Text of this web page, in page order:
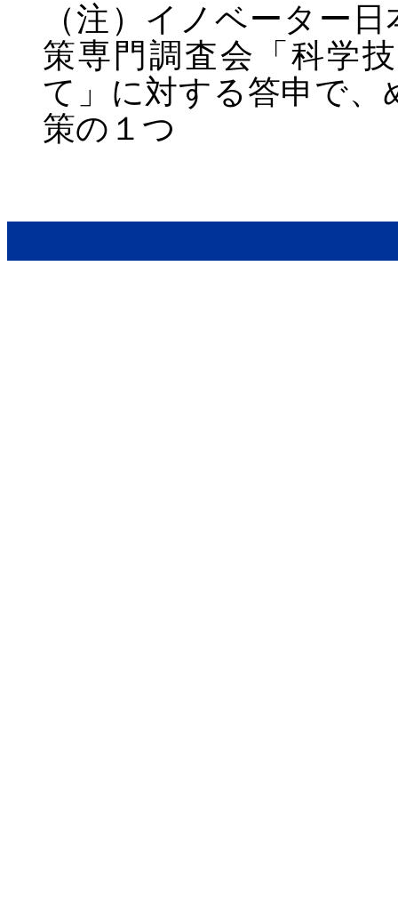
（注）イノベーター
策専門調査会「科学
て」に対する答申で
策の１つ